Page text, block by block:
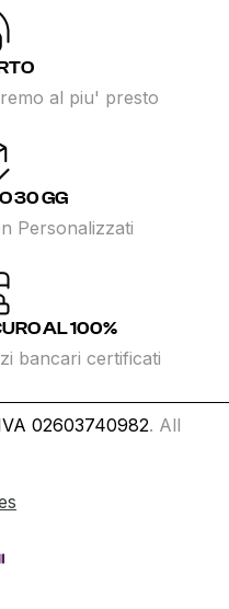
al piu' presto
30 GG
Personalizzati
AL 100%
bancari certificati
02603740982. All